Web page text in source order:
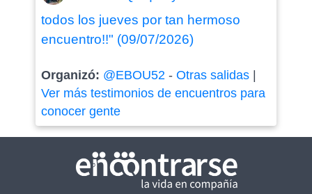
todos los jueves por tan hermoso
encuentro!!" (09/07/2026)
Organizó: @EBOU52- Otras salidas|
Ver más testimonios de encuentros para
conocer gente